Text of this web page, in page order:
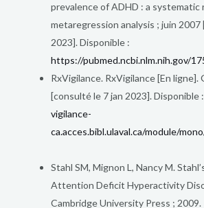
prevalence of ADHD : a systematic
metaregression analysis ; juin 2007
2023]. Disponible :
https://pubmed.ncbi.nlm.nih.gov/
RxVigilance. RxVigilance [En ligne].
[consulté le 7 jan 2023]. Disponible :
vigilance-
ca.acces.bibl.ulaval.ca/module/
Stahl SM, Mignon L, Nancy M.
Attention Deficit Hyperactivity
Cambridge University Press ; 2009.